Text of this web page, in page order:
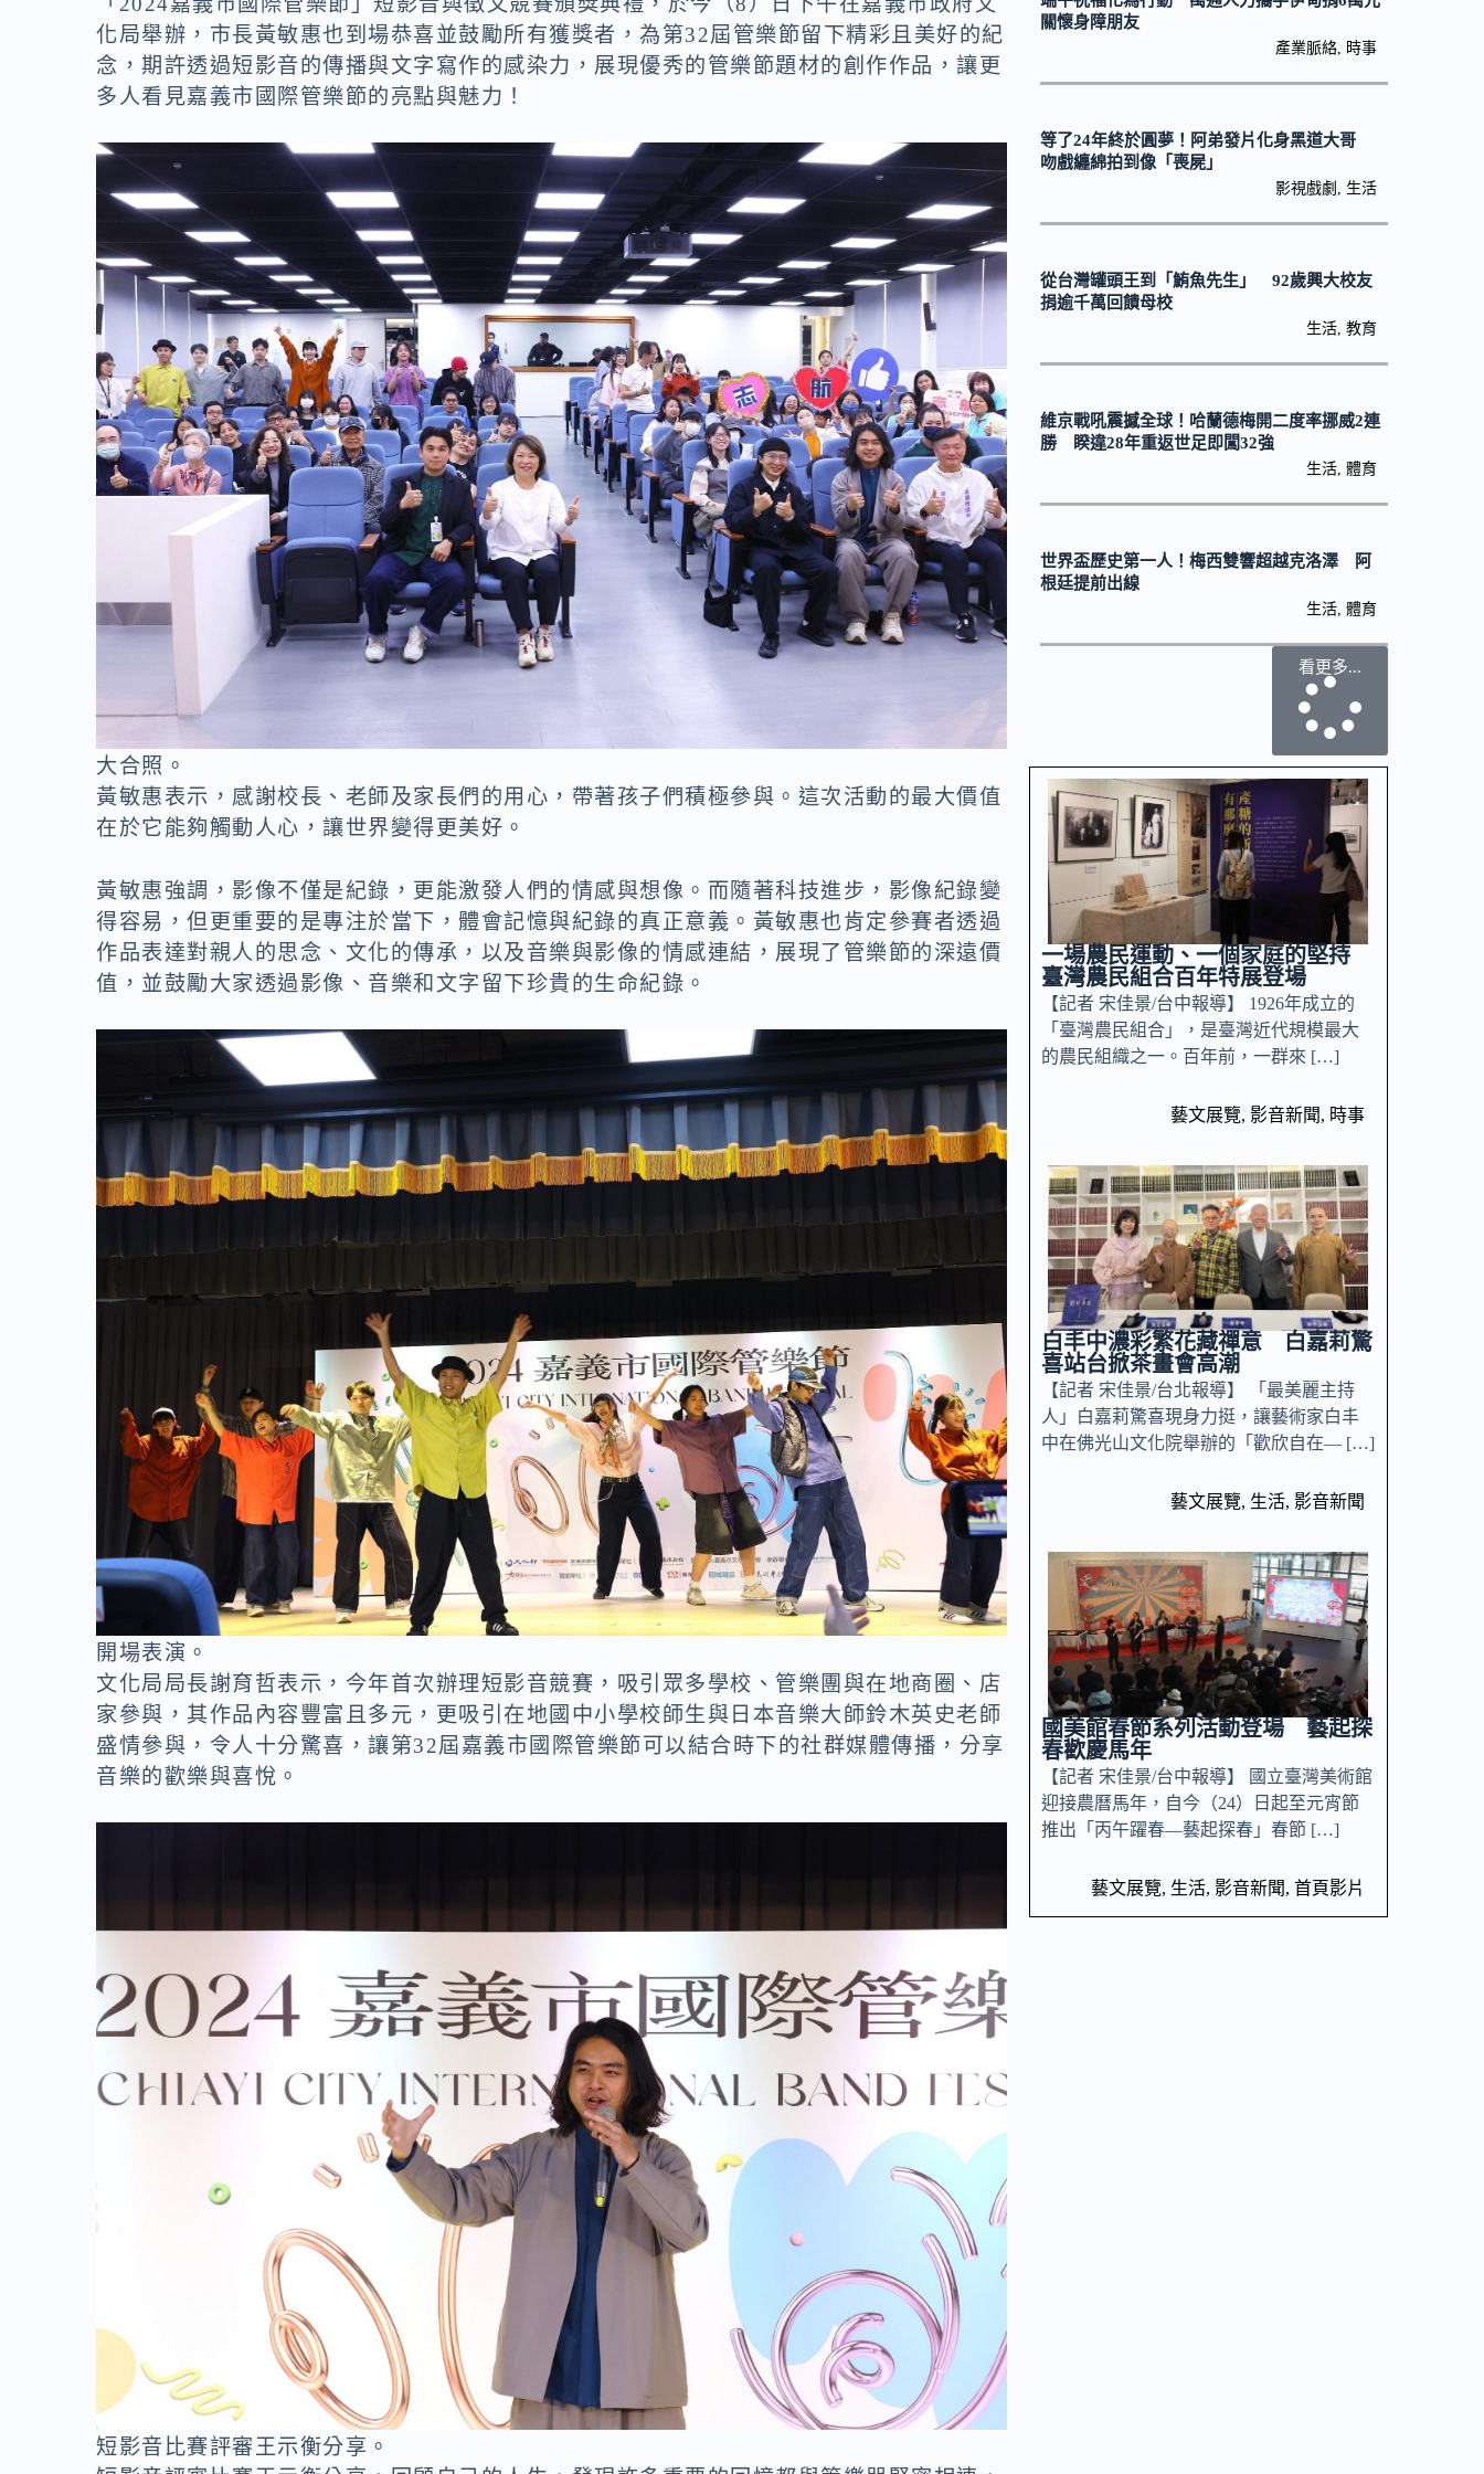
o
k
n
k
化局舉辦，市長黃敏惠也到場恭喜並鼓勵所有獲獎者，為第32屆管樂節留下精彩且美好的紀
念，期許透過短影音的傳播與文字寫作的感染力，展現優秀的管樂節題材的創作作品，讓更
多人看見嘉義市國際管樂節的亮點與魅力！
大合照。
黃敏惠表示，感謝校長、老師及家長們的用心，帶著孩子們積極參與。這次活動的最大價值
在於它能夠觸動人心，讓世界變得更美好。
黃敏惠強調，影像不僅是紀錄，更能激發人們的情感與想像。而隨著科技進步，影像紀錄變
得容易，但更重要的是專注於當下，體會記憶與紀錄的真正意義。黃敏惠也肯定參賽者透過
作品表達對親人的思念、文化的傳承，以及音樂與影像的情感連結，展現了管樂節的深遠價
值，並鼓勵大家透過影像、音樂和文字留下珍貴的生命紀錄。
開場表演。
文化局局長謝育哲表示，今年首次辦理短影音競賽，吸引眾多學校、管樂團與在地商圈、店
家參與，其作品內容豐富且多元，更吸引在地國中小學校師生與日本音樂大師鈴木英史老師
盛情參與，令人十分驚喜，讓第32屆嘉義市國際管樂節可以結合時下的社群媒體傳播，分享
音樂的歡樂與喜悅。
短影音比賽評審王示衡分享。
關懷身障朋友
產業脈絡, 時事
等了24年終於圓夢！阿弟發片化身黑道大哥
吻戲纏綿拍到像「喪屍」
影視戲劇 , 生活
從台灣罐頭王到「鮪魚先生」 92歲興大校友
捐逾千萬回饋母校
生活, 教育
維京戰吼震撼全球！哈蘭德梅開二度率挪威2連
勝 睽違28年重返世足即闖32強
生活, 體育
世界盃歷史第一人！梅西雙響超越克洛澤 阿
根廷提前出線
生活, 體育
看更多...
一場農民運動、一個家庭的堅持
臺灣農民組合百年特展登場
【記者 宋佳景/台中報導】 1926年成立的
「臺灣農民組合」，是臺灣近代規模最大
的農民組織之一。百年前，一群來 […]
藝文展覽, 影音新聞, 時事
白丰中濃彩繁花藏禪意 白嘉莉驚
喜站台掀茶畫會高潮
【記者 宋佳景/台北報導】 「最美麗主持
人」白嘉莉驚喜現身力挺，讓藝術家白丰
中在佛光山文化院舉辦的「歡欣自在— […]
藝文展覽, 生活, 影音新聞
國美館春節系列活動登場 藝起探
春歡慶馬年
【記者 宋佳景/台中報導】 國立臺灣美術館
迎接農曆馬年，自今（24）日起至元宵節
推出「丙午躍春—藝起探春」春節 […]
藝文展覽, 生活, 影音新聞, 首頁影片